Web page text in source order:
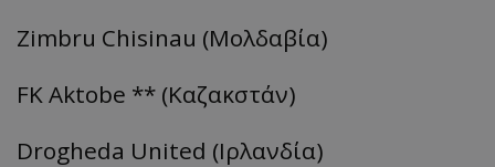
Zimbru Chisinau (Μολδαβία)
FK Aktobe ** (Καζακστάν)
Drogheda United (Ιρλανδία)